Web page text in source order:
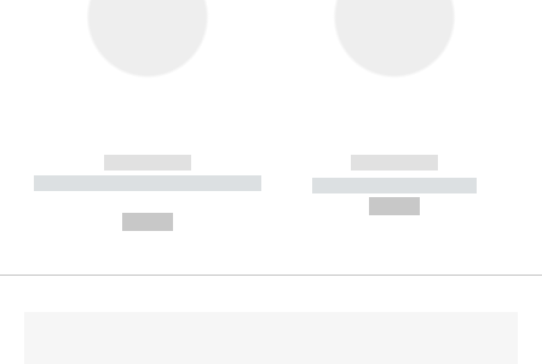
------------
----------- ----------- --------
------------
----------- -----------